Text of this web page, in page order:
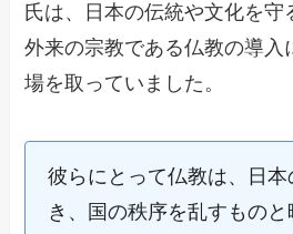
氏は、日本の伝統や文化を守
外来の宗教である仏教の導入
場を取っていました。
彼らにとって仏教は、日
き、国の秩序を乱すもの